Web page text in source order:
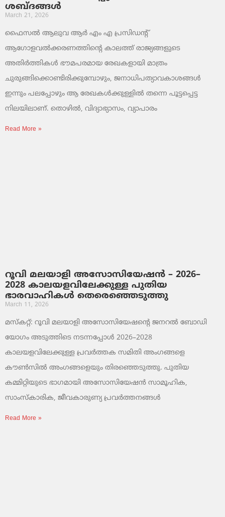
ശബ്ദങ്ങൾ
March 21, 2026
ഫൈസൽ ആലുവ ആർ എം എ പ്രസിഡന്റ്
ആഗോളവൽക്കരണത്തിന്റെ കാലത്ത് രാജ്യങ്ങളുടെ
അതിർത്തികൾ ഭൗമപരമായ രേഖകളായി മാത്രം
ചുരുങ്ങിക്കൊണ്ടിരിക്കുമ്പോഴും, ജനാധിപത്യാവകാശങ്ങൾ
ഇന്നും പലപ്പോഴും ആ രേഖകൾക്കുള്ളിൽ തന്നെ പൂട്ടപ്പെട്ട
നിലയിലാണ്. തൊഴിൽ, വിദ്യാഭ്യാസം, വ്യാപാരം
Read More »
റൂവി മലയാളി അസോസിയേഷൻ – 2026–
2028 കാലയളവിലേക്കുള്ള പുതിയ
ഭാരവാഹികൾ തെരെഞ്ഞെടുത്തു
March 11, 2026
മസ്കറ്റ്: റൂവി മലയാളി അസോസിയേഷന്റെ ജനറൽ ബോഡി
യോഗം അടുത്തിടെ നടന്നപ്പോൾ 2026–2028
കാലയളവിലേക്കുള്ള പ്രവർത്തക സമിതി അംഗങ്ങളെ
കൗൺസിൽ അംഗങ്ങളെയും തിരഞ്ഞെടുത്തു. പുതിയ
കമ്മിറ്റിയുടെ ഭാഗമായി അസോസിയേഷൻ സാമൂഹിക,
സാംസ്‌കാരിക, ജീവകാരുണ്യ പ്രവർത്തനങ്ങൾ
Read More »